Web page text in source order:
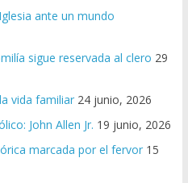
ante un mundo
sigue reservada al clero 29
vida familiar 24 junio, 2026
John Allen Jr. 19 junio, 2026
marcada por el fervor 15